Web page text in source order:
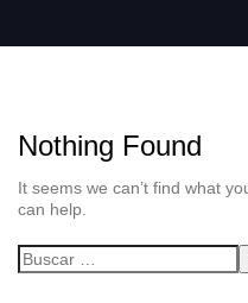
Nothing Found
It seems we can’t find what
can help.